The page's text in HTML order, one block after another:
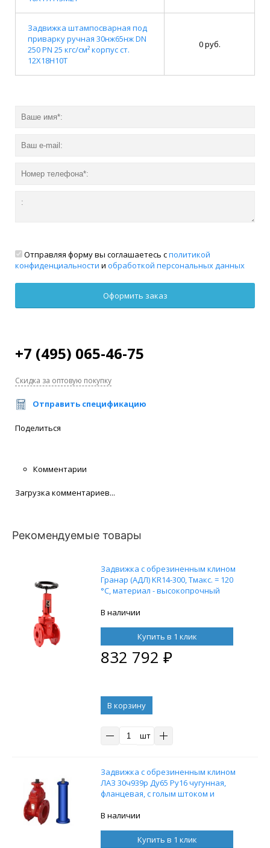
Задвижка штампосварная под
приварку ручная 30нж65нж DN
250 PN 25 кгс/см² корпус ст.
12Х18Н10Т
0 руб.
Отправляя форму вы соглашаетесь сполитикой
конфиденциальности и обработкой персональных данных
+7 (495) 065-46-75
Скидка за оптовую покупку
Отправить спецификацию
Поделиться
Комментарии
Загрузка комментариев...
Рекомендуемые товары
Задвижка с обрезиненным клином
Гранар (АДЛ) KR14-300, Тмакс. = 120
°С, материал - высокопрочный
В наличии
Купить в 1 клик
832 792 ₽
В корзину
шт
Задвижка с обрезиненным клином
ЛАЗ 30ч939р Ду65 Ру16 чугунная,
фланцевая, с голым штоком и
колонкой управления F07 (ОСТ тип
электропривод
В наличии
Купить в 1 клик